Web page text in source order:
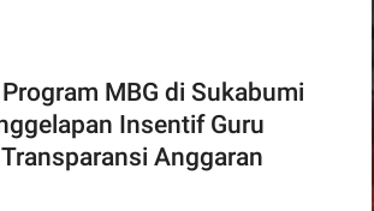
MBG di Sukabumi
Insentif Guru
Anggaran